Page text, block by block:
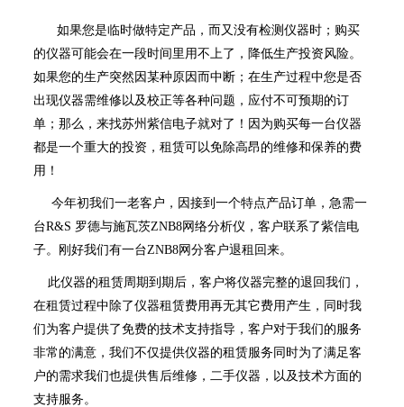
如果您是临时做特定产品，而又没有检测仪器时；购买
的仪器可能会在一段时间里用不上了，降低生产投资风险。
如果您的生产突然因某种原因而中断；在生产过程中您是否
出现仪器需维修以及校正等各种问题，应付不可预期的订
单；那么，来找苏州紫信电子就对了！因为购买每一台仪器
都是一个重大的投资，租赁可以免除高昂的维修和保养的费
用！
今年初我们一老客户，因接到一个特点产品订单，急需一
台R&S 罗德与施瓦茨ZNB8网络分析仪，客户联系了紫信电
子。刚好我们有一台ZNB8网分客户退租回来。
此仪器的租赁周期到期后，客户将仪器完整的退回我们，
在租赁过程中除了仪器租赁费用再无其它费用产生，同时我
们为客户提供了免费的技术支持指导，客户对于我们的服务
非常的满意，我们不仅提供仪器的租赁服务同时为了满足客
户的需求我们也提供售后维修，二手仪器，以及技术方面的
支持服务。